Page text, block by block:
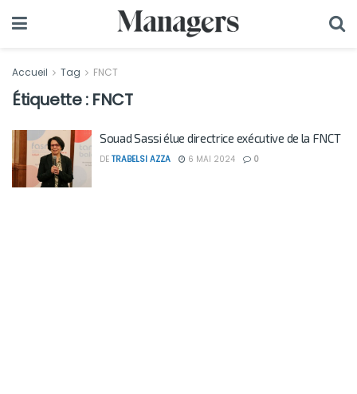
Accueil Tag FNCT
Étiquette : FNCT
Souad Sassi élue directrice exécutive de la FNCT
DE TRABELSI AZZA 6 MAI 2024 0